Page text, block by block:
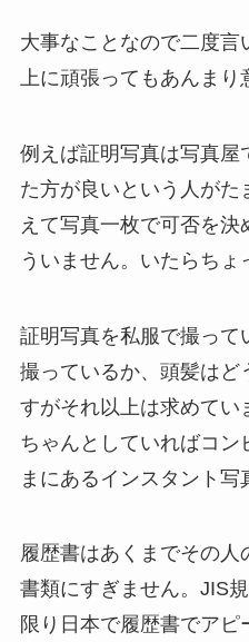
大事なことなので二度言
上に頑張ってもあんまり
例えば証明写真は写真屋
た方が良いという人が
えて写真一枚で可否を
ういません。いたらちょ
証明写真を私服で撮って
撮っているか、頭髪はど
すがそれ以上は求めてい
ちゃんとしていればコン
まにあるインスタント写
履歴書はあくまでその
書類にすぎません。JIS
限り日本で履歴書でア